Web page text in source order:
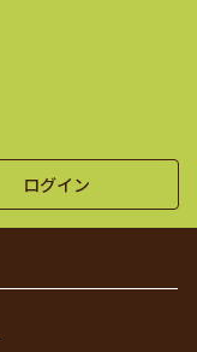
ログイン